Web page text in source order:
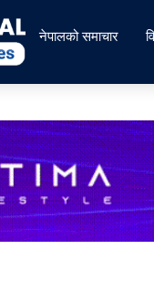
नेपालको समाचार